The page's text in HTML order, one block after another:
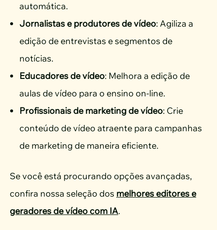
automática.
Jornalistas e produtores de vídeo: Agiliza a
edição de entrevistas e segmentos de
notícias.
Educadores de vídeo: Melhora a edição de
aulas de vídeo para o ensino on-line.
Profissionais de marketing de vídeo: Crie
conteúdo de vídeo atraente para campanhas
de marketing de maneira eficiente.
Se você está procurando opções avançadas,
confira nossa seleção dos melhores editores e
geradores de vídeo com IA.